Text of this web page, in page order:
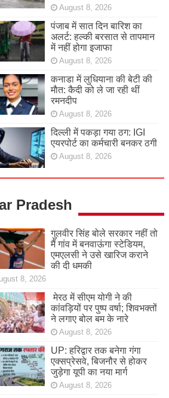
August 8, 2026
पंजाब में सात दिन बारिश का
अलर्ट: हल्की बरसात से तापमान
में नहीं होगा इजाफा
August 8, 2026
कनाडा में लुधियाना की बेटी की
माैत: कैदी को ले जा रही थीं
रमनदीप
August 8, 2026
दिल्ली में पकड़ा गया ठग: IGI
एयरपोर्ट का कर्मचारी बनकर ठगी
August 8, 2026
Pradesh
गुलवीर सिंह बोले सरकार नहीं तो
मैं गांव में बनवाऊंगा स्टेडियम,
एमएलसी ने उसे खारिज कराने
की दी धमकी
8, 2026
मेरठ में सीएम योगी ने की
कांवड़ियों पर पुष्प वर्षा; शिवभक्तों
ने लगाए बोल बम के नारे
August 8, 2026
UP: हरिद्वार तक बनेगा गंगा
एक्सप्रेसवे, बिजनौर से होकर
जुड़ेगा यूपी का नया मार्ग
August 8, 2026